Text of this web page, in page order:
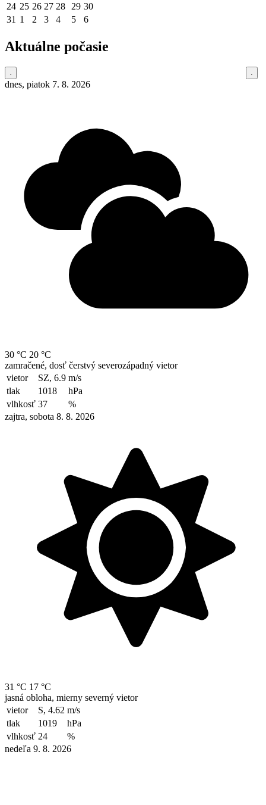
24 25 26 27 28 29 30
31 1 2 3 4 5 6
Aktuálne počasie
dnes, piatok 7. 8. 2026
30 °C 20 °C
zamračené, dosť čerstvý severozápadný vietor
vietor
SZ, 6.9 m/s
tlak
1018
hPa
vlhkosť 37
%
zajtra, sobota 8. 8. 2026
31 °C 17 °C
jasná obloha, mierny severný vietor
vietor
S, 4.62 m/s
tlak
1019
hPa
vlhkosť 24
%
nedeľa 9. 8. 2026